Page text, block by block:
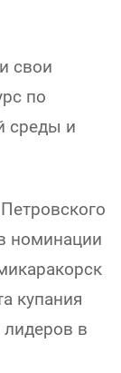
свои
по
среды и
номинации
купания
в